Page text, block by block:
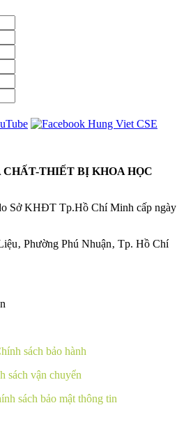
CHẤT-THIẾT BỊ KHOA HỌC
Sở KHĐT Tp.Hồ Chí Minh cấp ngày
Phường Phú Nhuận‚ Tp. Hồ Chí
sách bảo hành
sách vận chuyển
sách bảo mật thông tin